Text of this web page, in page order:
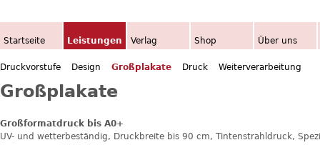
Großplakate
Großformatdruck bis A0+
UV- und wetterbeständig, Druckbreite bis 90 cm, Tintenstrahldruck,
H
a
u
t
Startseite Leistungen
Druckvorstufe Design Großplakate Druck Weiterverarbeitung
Verlag Shop Über uns